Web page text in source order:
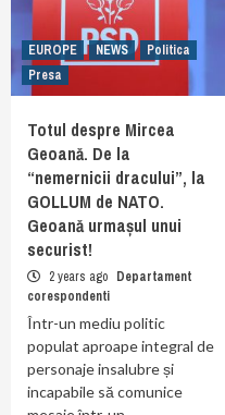
EUROPE NEWS
Politica
Presa
Totul despre Mircea
Geoană. De la
“nemernicii dracului”, la
GOLLUM de NATO.
Geoană urmașul unui
securist!
2 years ago Departament
corespondenti
Într-un mediu politic
populat aproape integral de
personaje insalubre și
incapabile să comunice